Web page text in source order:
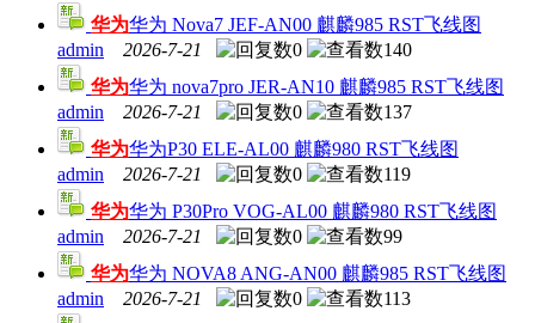
华为华为 Nova7 JEF-AN00 麒麟985 RST飞线图
admin
2026-7-21 0
140
华为华为 nova7pro JER-AN10 麒麟985 RST飞线图
admin
2026-7-21 0
137
华为华为P30 ELE-AL00 麒麟980 RST飞线图
admin
2026-7-21 0
119
华为华为 P30Pro VOG-AL00 麒麟980 RST飞线图
admin
2026-7-21 0
99
华为华为 NOVA8 ANG-AN00 麒麟985 RST飞线图
admin
2026-7-21 0
113